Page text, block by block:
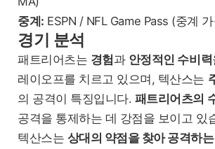
중계: ESPN / NFL Game Pass (중계
경기 분석
패트리어츠는 경험과 안정적인 수비력
레이오프를 치르고 있으며, 텍산스는
의 공격이 특징입니다. 패트리어츠의
공격을 통제하는 데 강점을 보이고 있
텍산스는 상대의 약점을 찾아 공격하는